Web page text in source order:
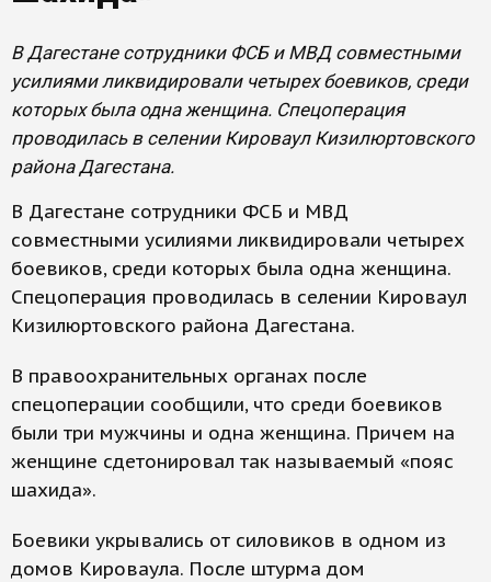
В Дагестане сотрудники ФСБ и МВД совместными
усилиями ликвидировали четырех боевиков, среди
которых была одна женщина. Спецоперация
проводилась в селении Кироваул Кизилюртовского
района Дагестана.
В Дагестане сотрудники ФСБ и МВД
совместными усилиями ликвидировали четырех
боевиков, среди которых была одна женщина.
Спецоперация проводилась в селении Кироваул
Кизилюртовского района Дагестана.
В правоохранительных органах после
спецоперации сообщили, что среди боевиков
были три мужчины и одна женщина. Причем на
женщине сдетонировал так называемый «пояс
шахида».
Боевики укрывались от силовиков в одном из
домов Кироваула. После штурма дом